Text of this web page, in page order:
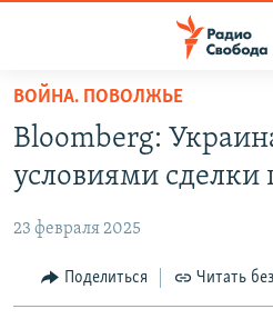
упрощенного
доступа
основному
Вернутся
ПРОГРАММЫ
ЦИТАТЫ СВОБОДЫ
МНЕНИЯ
ВОЙНА. ПОВОЛЖЬЕ
Bloomberg:
условиями сделки
23 февраля 2025
Поделиться Читать